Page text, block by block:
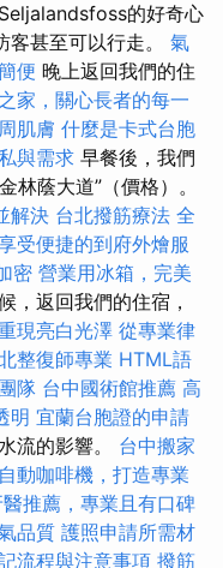
的好奇心
甚至可以行走。 氣
便 晚上返回我們的住
家，關心長者的每一
肌膚 什麼是卡式台胞
與需求 早餐後，我們
林蔭大道”（價格）。
解決 台北撥筋療法 全
受便捷的到府外燴服
密 營業用冰箱，完美
，返回我們的住宿，
現亮白光澤 從專業律
整復師專業 HTML語
隊 台中國術館推薦 高
明 宜蘭台胞證的申請
流的影響。 台中搬家
動咖啡機，打造專業
推薦，專業且有口碑
品質 護照申請所需材
流程與注意事項 撥筋